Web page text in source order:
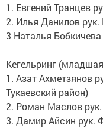
1. Евгений Транцев
2. Илья Данилов
3 Наталья
Кегельринг
1. Азат Ахметзянов
Тукаевский район)
2. Роман Маслов рук.
3. Дамир Айсин рук.